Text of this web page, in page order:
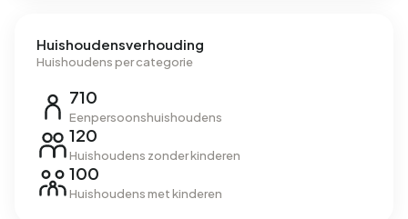
Huishoudensverhouding
Huishoudens per categorie
710
Eenpersoonshuishoudens
120
Huishoudens zonder kinderen
100
Huishoudens met kinderen